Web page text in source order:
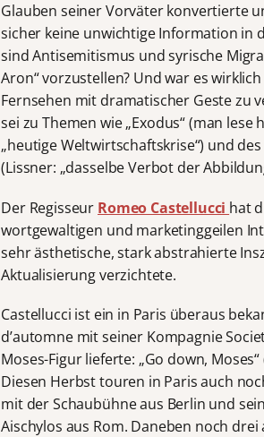
Glauben seiner Vorväter konvertierte
sicher keine unwichtige Information in
sind Antisemitismus und syrische
Aron“ vorzustellen? Und war es
Fernsehen mit dramatischer Geste zu
sei zu Themen wie „Exodus“ (man
„heutige Weltwirtschaftskrise“) und
(Lissner: „dasselbe Verbot der
Der Regisseur Romeo Castellucci hat
wortgewaltigen und marketinggeilen
sehr ästhetische, stark abstrahierte
Aktualisierung verzichtete.
Castellucci ist ein in Paris überaus
d’automne mit seiner Kompagnie
Moses-Figur lieferte: „Go down,
Diesen Herbst touren in Paris auch
mit der Schaubühne aus Berlin und
Aischylos aus Rom. Daneben noch